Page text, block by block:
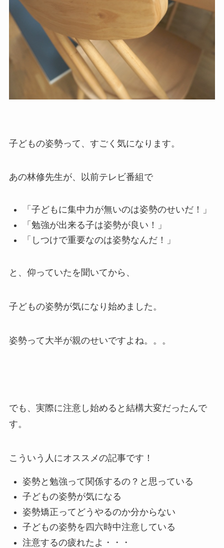
子どもの姿勢って、すごく気になります。
あの林修先生が、以前テレビ番組で
「子どもに集中力が無いのは姿勢のせいだ！」
「勉強が出来る子は姿勢が良い！」
「しつけで重要なのは姿勢なんだ！」
と、仰っていたを聞いてから、
子どもの姿勢が気になり始めました。
姿勢って大半が親のせいですよね。。。
でも、実際に注意し始めると結構大変だったんで
す。
こういう人にオススメの記事です！
姿勢と勉強って関係するの？と思っている
子どもの姿勢が気になる
姿勢矯正ってどうやるのか分からない
子どもの姿勢を四六時中注意している
注意するの疲れたよ・・・